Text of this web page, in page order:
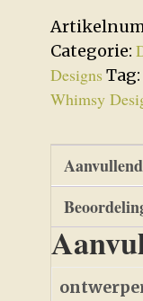
aantal
Categorie:
Designs Tag:
Whimsy